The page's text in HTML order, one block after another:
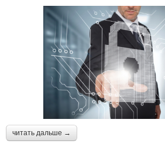
читать дальше →